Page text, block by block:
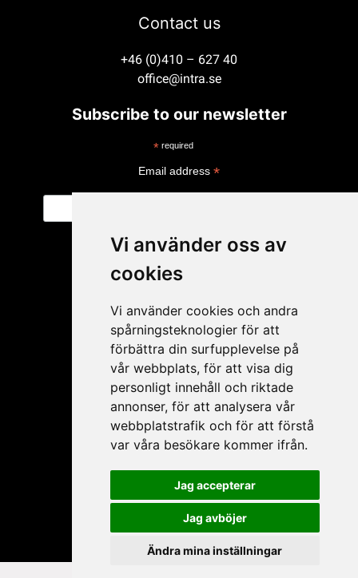
Vi använder oss av
cookies
Vi använder cookies och andra
spårningsteknologier för att
förbättra din surfupplevelse på
vår webbplats, för att visa dig
personligt innehåll och riktade
annonser, för att analysera vår
webbplatstrafik och för att förstå
var våra besökare kommer ifrån.
Jag accepterar
Jag avböjer
Ändra mina inställningar
Contact us
+46 (0)410 – 627 40
office@intra.se
Subscribe to our newsletter
* required
Email address *
My account
Apply for resale
My account
Forgot password
My products